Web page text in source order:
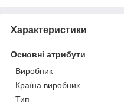
Характеристики
Основні атрибути
Виробник
Країна виробник
Тип